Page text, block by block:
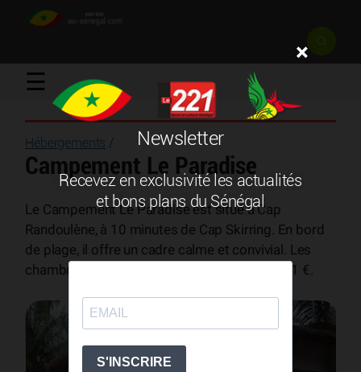
☰
Hébergements /
Campement Le Paradise
Le Campement Le Paradise est situé à Cap
Randoulène, à 10 minutes de Cap Skirring. En bord
de plage, il offre un cadre calme et convivial. Les
chambres sont à partir de 7 500 F CFA soit 11 €.
×
Newsletter
Recevez en exclusivité les actualités
et bons plans du Sénégal